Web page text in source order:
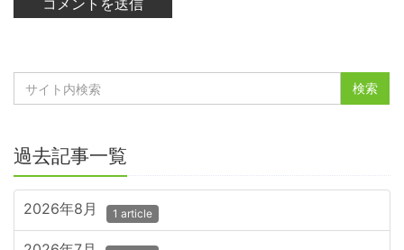
過去記事一覧
2026年8月 1 article